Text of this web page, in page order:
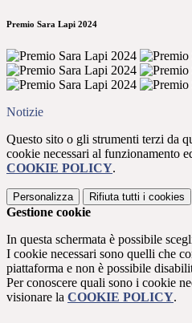
Premio Sara Lapi 2024
Notizie
Questo sito o gli strumenti terzi da
cookie necessari al funzionamento
COOKIE POLICY.
Personalizza Rifiuta tutti i cookies
Gestione cookie
In questa schermata è possibile
I cookie necessari sono quelli che
piattaforma e non è possibile
Per conoscere quali sono i cookie
visionare la COOKIE POLICY.